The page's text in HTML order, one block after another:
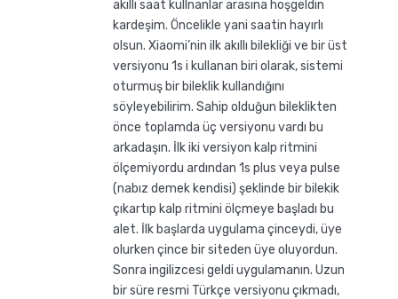
akıllı saat kullnanlar arasına hoşgeldin
kardeşim. Öncelikle yani saatin hayırlı
olsun. Xiaomi’nin ilk akıllı bilekliği ve bir üst
versiyonu 1s i kullanan biri olarak, sistemi
oturmuş bir bileklik kullandığını
söyleyebilirim. Sahip olduğun bileklikten
önce toplamda üç versiyonu vardı bu
arkadaşın. İlk iki versiyon kalp ritmini
ölçemiyordu ardından 1s plus veya pulse
(nabız demek kendisi) şeklinde bir bilekik
çıkartıp kalp ritmini ölçmeye başladı bu
alet. İlk başlarda uygulama çinceydi, üye
olurken çince bir siteden üye oluyordun.
Sonra ingilizcesi geldi uygulamanın. Uzun
bir süre resmi Türkçe versiyonu çıkmadı,